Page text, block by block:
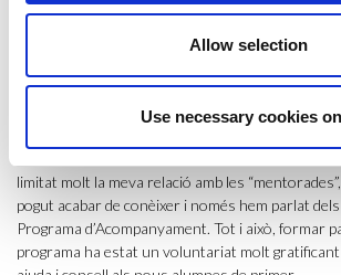
Allow selection
Use necessary cookies
què gairebé tot el curs s’ha fet en remot, amb
sanitàries de cada moment, ha estat difícil
A més, al tercer trimestre, quan es va permetre
presencials, els estudiants de tercer vam
limitat molt la meva relació amb les
pogut acabar de conèixer i només hem parlat
Programa d’Acompanyament. Tot i això, formar
programa ha estat un voluntariat molt